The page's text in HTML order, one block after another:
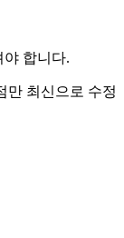
야 합니다.
만 최신으로 수정